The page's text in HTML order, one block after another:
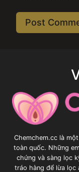
Chemchem.cc là
toàn quốc. Những
chứng và sàng lọc
tráo hàng để lừa lọc